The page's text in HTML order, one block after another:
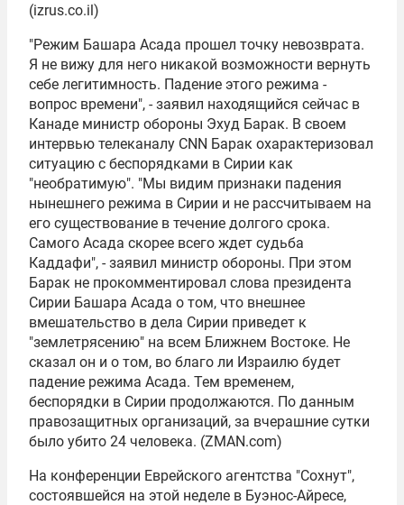
(izrus.co.il)
"Режим Башара Асада прошел точку невозврата.
Я не вижу для него никакой возможности вернуть
себе легитимность. Падение этого режима -
вопрос времени", - заявил находящийся сейчас в
Канаде министр обороны Эхуд Барак. В своем
интервью телеканалу CNN Барак охарактеризовал
ситуацию с беспорядками в Сирии как
"необратимую". "Мы видим признаки падения
нынешнего режима в Сирии и не рассчитываем на
его существование в течение долгого срока.
Самого Асада скорее всего ждет судьба
Каддафи", - заявил министр обороны. При этом
Барак не прокомментировал слова президента
Сирии Башара Асада о том, что внешнее
вмешательство в дела Сирии приведет к
"землетрясению" на всем Ближнем Востоке. Не
сказал он и о том, во благо ли Израилю будет
падение режима Асада. Тем временем,
беспорядки в Сирии продолжаются. По данным
правозащитных организаций, за вчерашние сутки
было убито 24 человека. (ZMAN.com)
На конференции Еврейского агентства "Сохнут",
состоявшейся на этой неделе в Буэнос-Айресе,